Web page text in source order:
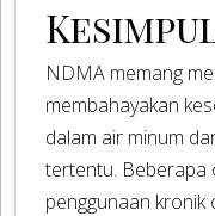
NDMA memang
membahayakan
dalam air minum
tertentu. Beberapa
penggunaan